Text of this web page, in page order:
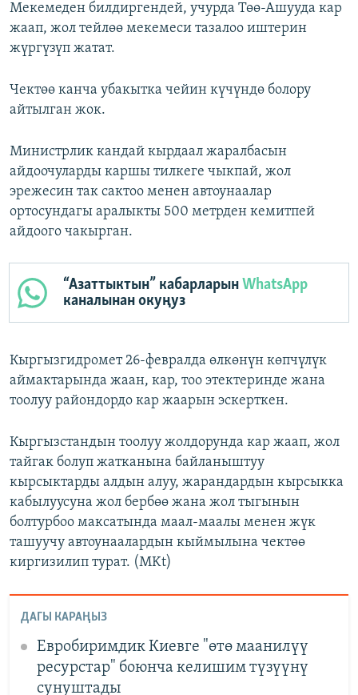
Мекемеден билдиргендей, учурда Төө-Ашууда кар
жаап, жол тейлөө мекемеси тазалоо иштерин
жүргүзүп жатат.
Чектөө канча убакытка чейин күчүндө болору
айтылган жок.
Министрлик кандай кырдаал жаралбасын
айдоочуларды каршы тилкеге чыкпай, жол
эрежесин так сактоо менен автоунаалар
ортосундагы аралыкты 500 метрден кемитпей
айдоого чакырган.
“Азаттыктын” кабарларынWhatsApp
каналынан окуңуз
Кыргызгидромет 26-февралда өлкөнүн көпчүлүк
аймактарында жаан, кар, тоо этектеринде жана
тоолуу райондордо кар жаарын эскерткен.
Кыргызстандын тоолуу жолдорунда кар жаап, жол
тайгак болуп жатканына байланыштуу
кырсыктарды алдын алуу, жарандардын кырсыкка
кабылуусуна жол бербөө жана жол тыгынын
болтурбоо максатында маал-маалы менен жүк
ташуучу автоунаалардын кыймылына чектөө
киргизилип турат. (MKt)
ДАГЫ КАРАҢЫЗ
Евробиримдик Киевге "өтө маанилүү
ресурстар" боюнча келишим түзүүнү
сунуштады